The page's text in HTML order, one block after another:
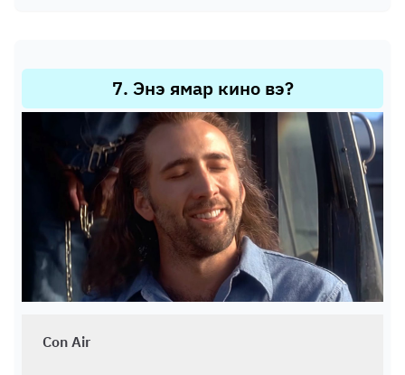
7. Энэ ямар кино вэ?
Con Air